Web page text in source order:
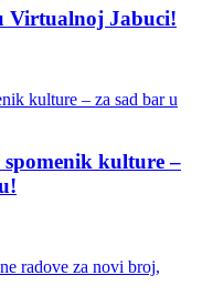
Virtualnoj Jabuci!
kulture –